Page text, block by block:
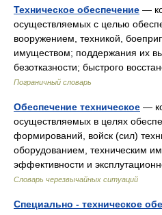
Техническое обеспечение —
осуществляемых с целью
вооружением, техникой,
имуществом; поддержания их
безотказности; быстрого
Пограничный словарь
Обеспечение техническое —
осуществляемых в целях
формирований, войск (сил)
оборудованием, техническим
эффективности и
Словарь черезвычайных ситуаций
Специально - техническое